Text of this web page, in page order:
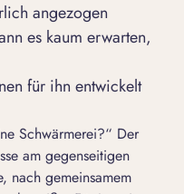
angezogen
es kaum erwarten,
für ihn entwickelt
Schwärmerei?“ Der
am gegenseitigen
nach gemeinsamem